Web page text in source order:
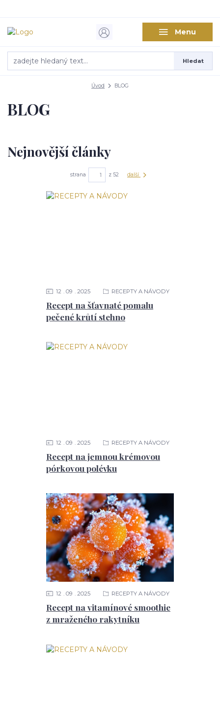
Menu
Hledat
Úvod BLOG
BLOG
Nejnovější články
strana z 52 další
Recept na šťavnaté pomalu
pečené krůtí stehno
12 09 2025 RECEPTY A NÁVODY
Recept na jemnou krémovou
pórkovou polévku
12 09 2025 RECEPTY A NÁVODY
Recept na vitamínové smoothie
z mraženého rakytníku
12 09 2025 RECEPTY A NÁVODY